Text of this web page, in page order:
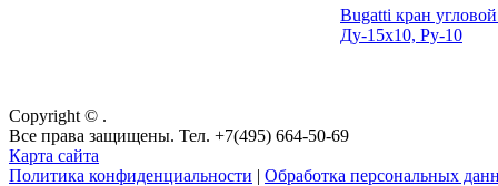
Bugatti кран
Ду-15х10, Ру-10
Copyright © .
Все права защищены. Тел. +7(495) 664-50-69
Карта сайта
Политика конфиденциальности | Обработка персональных